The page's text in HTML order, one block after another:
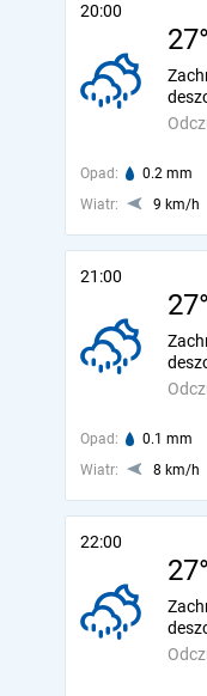
20:00
Opad: 0.2 mm
Wiatr:
9 km/h
21:00
Opad: 0.1 mm
Wiatr:
8 km/h
22:00